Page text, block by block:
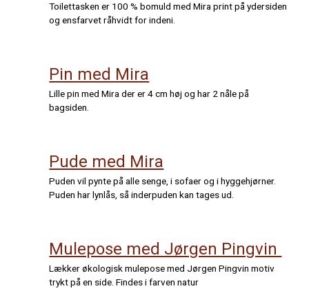
Toilettasken er 100 % bomuld med Mira print på ydersiden
og ensfarvet råhvidt for indeni.
Pin med Mira
Lille pin med Mira der er 4 cm høj og har 2 nåle på
bagsiden.
Pude med Mira
Puden vil pynte på alle senge, i sofaer og i hyggehjørner.
Puden har lynlås, så inderpuden kan tages ud.
Mulepose med Jørgen Pingvin
Lækker økologisk mulepose med Jørgen Pingvin motiv
trykt på en side. Findes i farven natur